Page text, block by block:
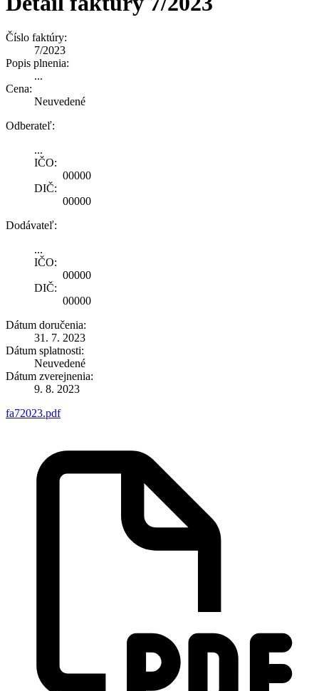
Číslo faktúry:
7/2023
Popis plnenia:
...
Cena:
Neuvedené
Odberateľ:
...
IČO:
00000
DIČ:
00000
Dodávateľ:
...
IČO:
00000
DIČ:
00000
Dátum doručenia:
31. 7. 2023
Dátum splatnosti:
Neuvedené
Dátum zverejnenia:
9. 8. 2023
fa72023.pdf